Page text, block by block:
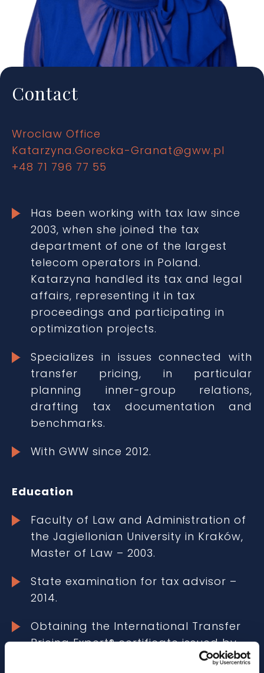
Contact
Wroclaw Office
Katarzyna.Gorecka-Granat@gww.pl
+48 71 796 77 55
Has been working with tax law since
2003, when she joined the tax
department of one of the largest
telecom operators in Poland.
Katarzyna handled its tax and legal
affairs, representing it in tax
proceedings and participating in
optimization projects.
Specializes in issues connected with
transfer pricing, in particular
planning inner-group relations,
drafting tax documentation and
benchmarks.
With GWW since 2012.
Education
Faculty of Law and Administration of
the Jagiellonian University in Kraków,
Master of Law – 2003.
State examination for tax advisor –
2014.
Obtaining the International Transfer
Pricing Expert® certificate issued by
The Institute of International Tax Law